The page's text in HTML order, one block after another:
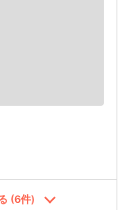
(6件)